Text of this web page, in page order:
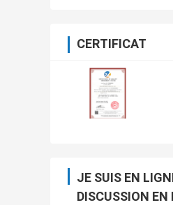
CERTIFICAT
JE SUIS EN
DISCUSSION EN